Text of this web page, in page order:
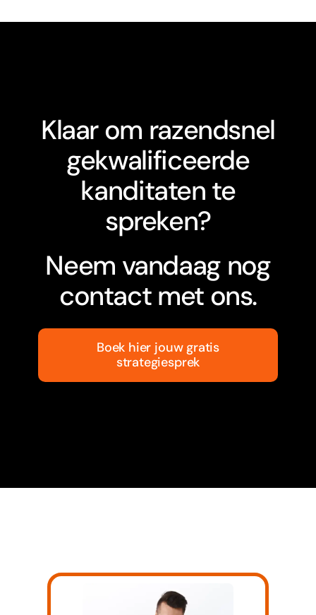
Klaar om razendsnel
gekwalificeerde
kanditaten te
spreken?
Neem vandaag nog
contact met ons.
Boek hier jouw gratis
strategiesprek